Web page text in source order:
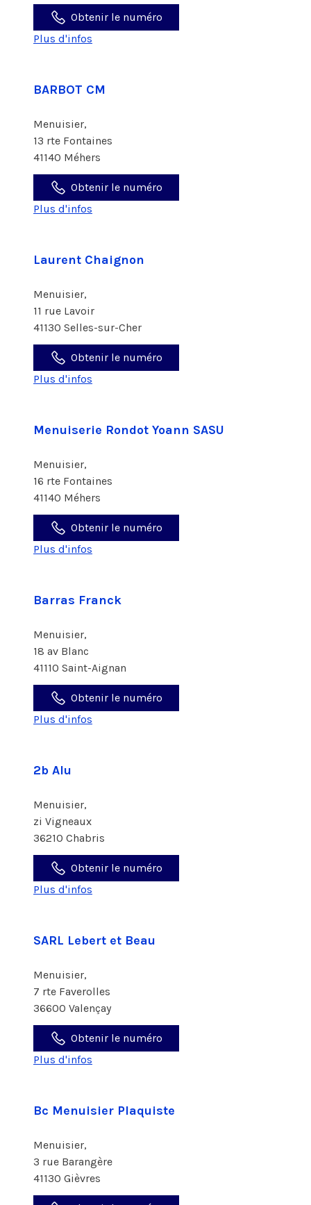
Obtenir le numéro
Plus d'infos
BARBOT CM
Menuisier,
13 rte Fontaines
41140 Méhers
Obtenir le numéro
Plus d'infos
Laurent Chaignon
Menuisier,
11 rue Lavoir
41130 Selles-sur-Cher
Obtenir le numéro
Plus d'infos
Menuiserie Rondot Yoann SASU
Menuisier,
16 rte Fontaines
41140 Méhers
Obtenir le numéro
Plus d'infos
Barras Franck
Menuisier,
18 av Blanc
41110 Saint-Aignan
Obtenir le numéro
Plus d'infos
2b Alu
Menuisier,
zi Vigneaux
36210 Chabris
Obtenir le numéro
Plus d'infos
SARL Lebert et Beau
Menuisier,
7 rte Faverolles
36600 Valençay
Obtenir le numéro
Plus d'infos
Bc Menuisier Plaquiste
Menuisier,
3 rue Barangère
41130 Gièvres